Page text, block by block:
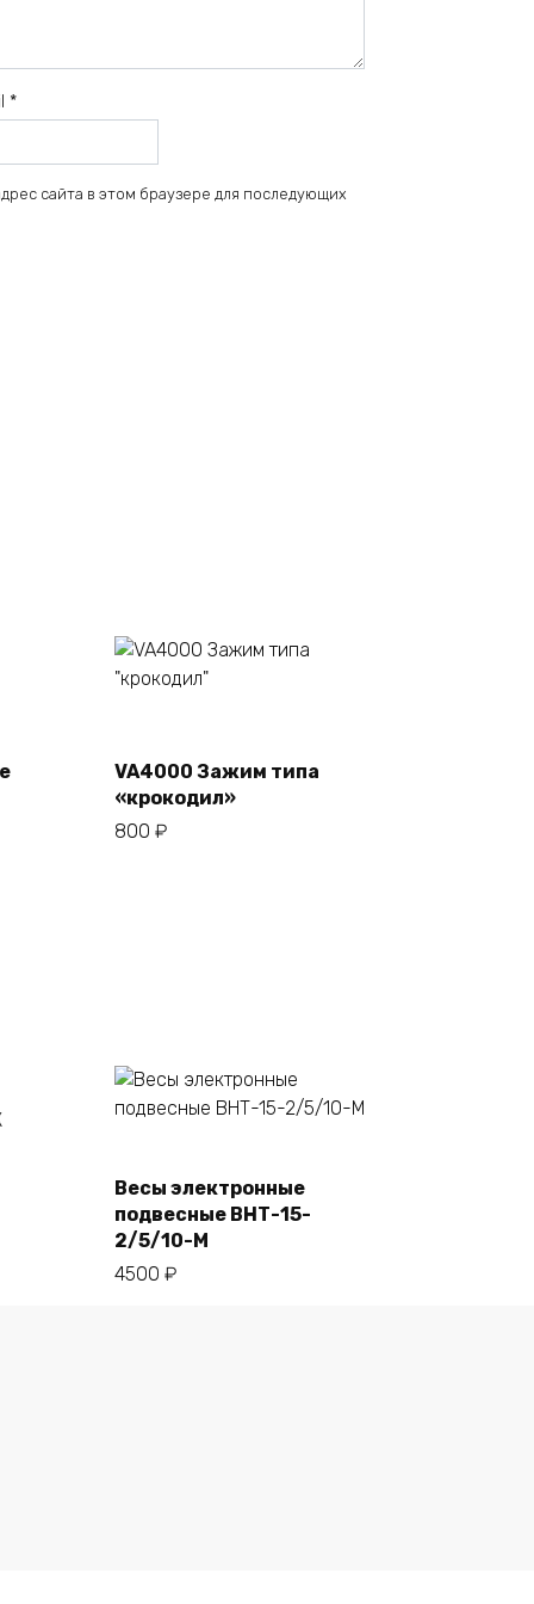
*
сайта в этом браузере для последующих
В корзину
VA4000 Зажим типа
«крокодил»
800 ₽
В корзину
Весы электронные
подвесные ВНТ-15-
2/5/10-М
4500 ₽